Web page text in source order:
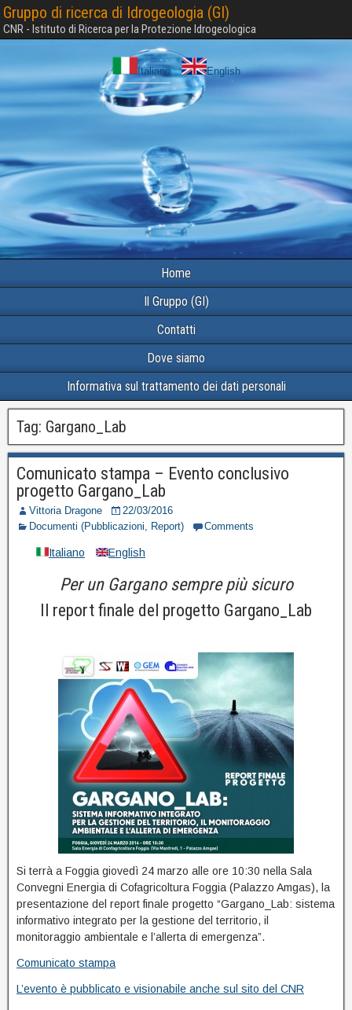
Gruppo di ricerca di Idrogeologia (GI)
CNR - Istituto di Ricerca per la Protezione Idrogeologica
Italiano English
Home
Il Gruppo (GI)
Contatti
Dove siamo
Informativa sul trattamento dei dati personali
Tag: Gargano_Lab
Comunicato stampa – Evento conclusivo
progetto Gargano_Lab
Vittoria Dragone
22/03/2016
Documenti (Pubblicazioni, Report)
Comments
Italiano English
Per un Gargano sempre più sicuro
Il report finale del progetto Gargano_Lab
Si terrà a Foggia giovedì 24 marzo alle ore 10:30 nella Sala
Convegni Energia di Cofagricoltura Foggia (Palazzo Amgas), la
presentazione del report finale progetto “Gargano_Lab: sistema
informativo integrato per la gestione del territorio, il
monitoraggio ambientale e l’allerta di emergenza”.
Comunicato stampa
L’evento è pubblicato e visionabile anche sul sito del CNR